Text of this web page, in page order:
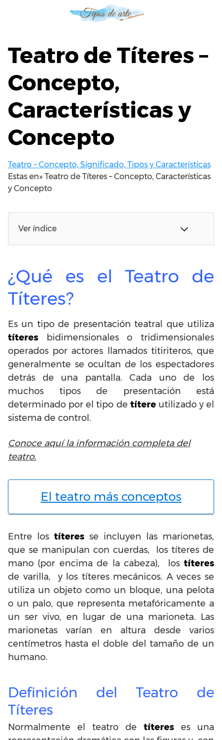
Teatro de Títeres –
Concepto,
Características y
Concepto
Teatro – Concepto, Significado, Tipos y Características
Estas en» Teatro de Títeres – Concepto, Características
y Concepto
Ver índice
¿Qué es el Teatro de
Títeres?
Es un tipo de presentación teatral que utiliza
títeres bidimensionales o tridimensionales
operados por actores llamados titiriteros, que
generalmente se ocultan de los espectadores
detrás de una pantalla. Cada uno de los
muchos tipos de presentación está
determinado por el tipo de títereutilizado y el
sistema de control.
Conoce aquí la información completa del
teatro.
El teatro más conceptos
Entre los títeres se incluyen las marionetas,
que se manipulan con cuerdas, los títeres de
mano (por encima de la cabeza), los títeres
de varilla, y los títeres mecánicos. A veces se
utiliza un objeto como un bloque, una pelota
o un palo, que representa metafóricamente a
un ser vivo, en lugar de una marioneta. Las
marionetas varían en altura desde varios
centímetros hasta el doble del tamaño de un
humano.
Definición del Teatro de
Títeres
Normalmente el teatro de títeres es una